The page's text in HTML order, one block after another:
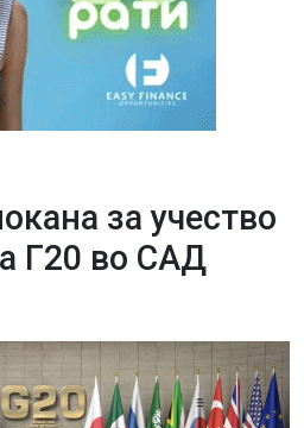
за учество
Г20 во САД